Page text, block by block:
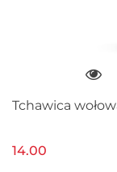
Tchawica
14.00